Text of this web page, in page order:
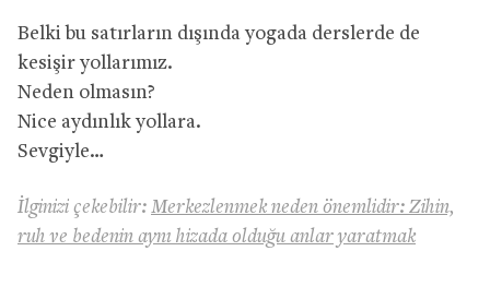
Belki bu satırların dışında yogada derslerde de
kesişir yollarımız.
Neden olmasın?
Nice aydınlık yollara.
Sevgiyle…
İlginizi çekebilir: Merkezlenmek neden önemlidir: Zihin,
ruh ve bedenin aynı hizada olduğu anlar yaratmak